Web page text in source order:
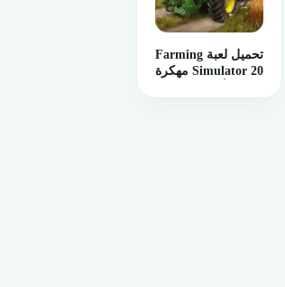
تحميل لعبة Farming
Simulator 20 مهكرة